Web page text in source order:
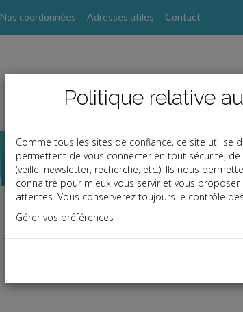
Nos coordonnées Adresses utiles Contact
Dossiers
Espace réservé
Ce contenu est réservé aux Clients
Si vous êtes client, saisissez votre identifiant et votre
Politique relative
Comme tous les sites de confiance, ce site utilise
permettent de vous connecter en tout sécurité, de
(veille, newsletter, recherche, etc.). Ils nous
connaitre pour mieux vous servir et vous
attentes. Vous conserverez toujours le contrôle
Gérer vos préférences